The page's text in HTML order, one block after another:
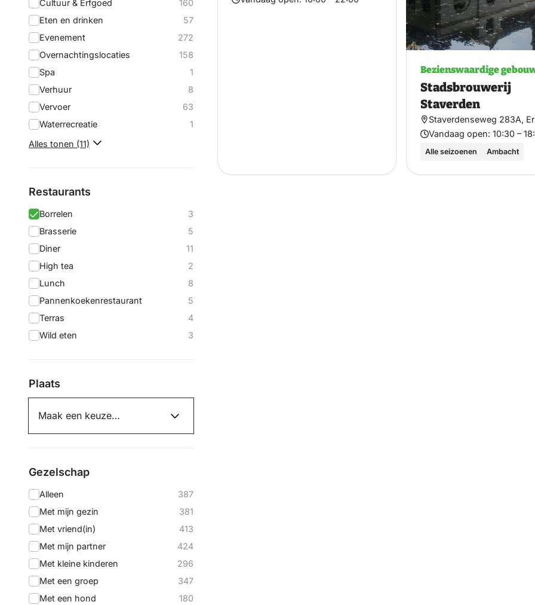
Bezienswaardige
Stadsbrouwerij
Staverden
Staverdenseweg 283A,
Vandaag open: 10:30 –
Alle seizoenen Ambacht
Cultuur & Erfgoed
160
Eten en drinken
57
Evenement
272
Overnachtingslocaties
158
Spa
1
Verhuur
8
Vervoer
63
Waterrecreatie
1
Alles tonen (11)
Restaurants
Borrelen
3
Brasserie
5
Diner
11
High tea
2
Lunch
8
Pannenkoekenrestaurant
5
Terras
4
Wild eten
3
Plaats
Gezelschap
Alleen
387
Met mijn gezin
381
Met vriend(in)
413
Met mijn partner
424
Met kleine kinderen
296
Met een groep
347
Met een hond
180